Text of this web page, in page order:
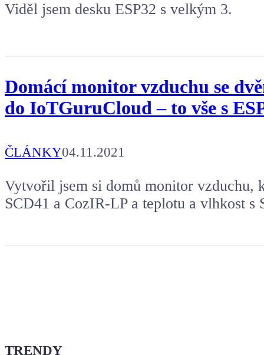
Viděl jsem desku ESP32 s velkým 3.
Domácí monitor vzduchu se
do IoTGuruCloud – to vše s
ČLÁNKY04.11.2021
Vytvořil jsem si domů monitor vzduchu,
SCD41 a CozIR-LP a teplotu a vlhkost s
TRENDY